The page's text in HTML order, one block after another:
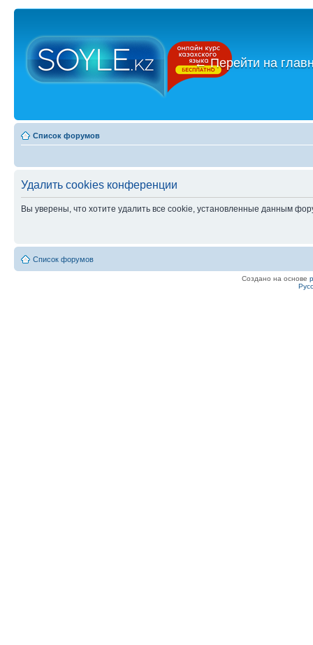
←Перейти на
Список форумов
Удалить cookies конференции
Вы уверены, что хотите удалить все cookie, установленные данным
Список форумов
Создано на основе